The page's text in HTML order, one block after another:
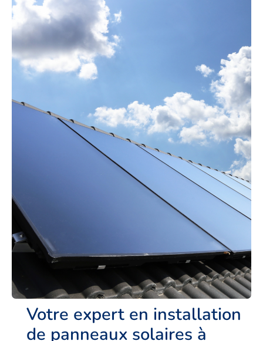
Votre expert en installation
de panneaux solaires à